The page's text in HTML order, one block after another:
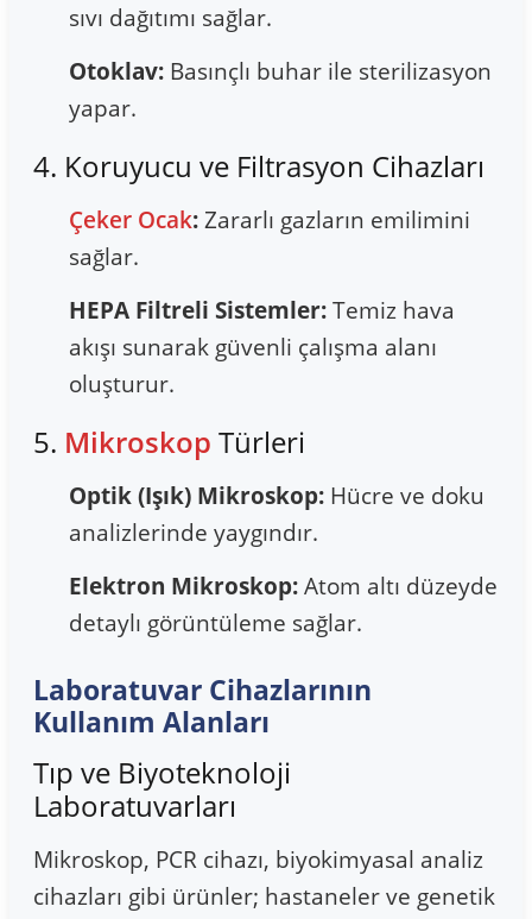
sıvı dağıtımı sağlar.
Otoklav: Basınçlı buhar ile sterilizasyon
yapar.
4. Koruyucu ve Filtrasyon Cihazları
Çeker Ocak: Zararlı gazların emilimini
sağlar.
HEPA Filtreli Sistemler: Temiz hava
akışı sunarak güvenli çalışma alanı
oluşturur.
5. Mikroskop Türleri
Optik (Işık) Mikroskop: Hücre ve doku
analizlerinde yaygındır.
Elektron Mikroskop: Atom altı düzeyde
detaylı görüntüleme sağlar.
Laboratuvar Cihazlarının
Kullanım Alanları
Tıp ve Biyoteknoloji
Laboratuvarları
Mikroskop, PCR cihazı, biyokimyasal analiz
cihazları gibi ürünler; hastaneler ve genetik